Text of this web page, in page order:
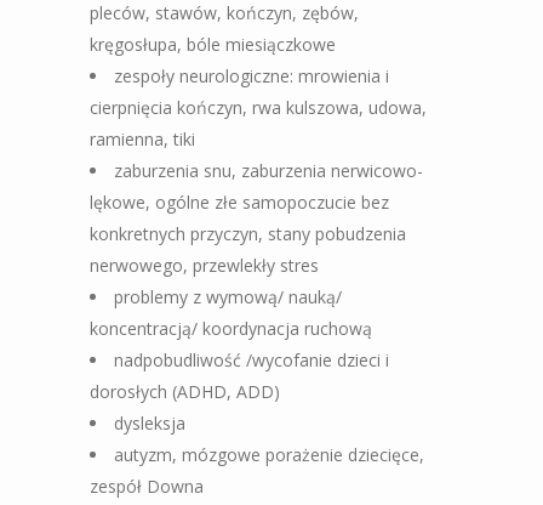
pleców, stawów, kończyn, zębów,
kręgosłupa, bóle miesiączkowe
zespoły neurologiczne: mrowienia i
cierpnięcia kończyn, rwa kulszowa, udowa,
ramienna, tiki
zaburzenia snu, zaburzenia nerwicowo-
lękowe, ogólne złe samopoczucie bez
konkretnych przyczyn, stany pobudzenia
nerwowego, przewlekły stres
problemy z wymową/ nauką/
koncentracją/ koordynacja ruchową
nadpobudliwość /wycofanie dzieci i
dorosłych (ADHD, ADD)
dysleksja
autyzm, mózgowe porażenie dziecięce,
zespół Downa